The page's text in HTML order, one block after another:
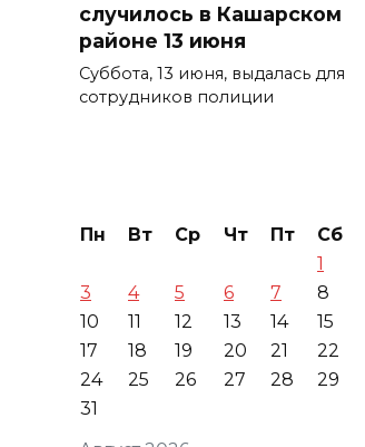
случилось в Кашарском
районе 13 июня
Суббота, 13 июня, выдалась для
сотрудников полиции
Пн Вт Ср Чт Пт Сб
1
3
4 5 6 7 8
10
11 12 13 14 15
17
18 19 20 21 22
24
25 26 27 28 29
31